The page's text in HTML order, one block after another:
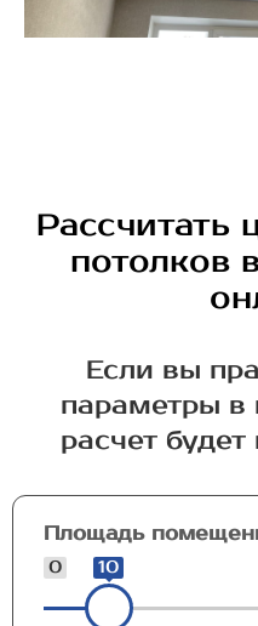
Рассчитать
потолков
Если вы
параметры в
расчет
Площадь
0 10